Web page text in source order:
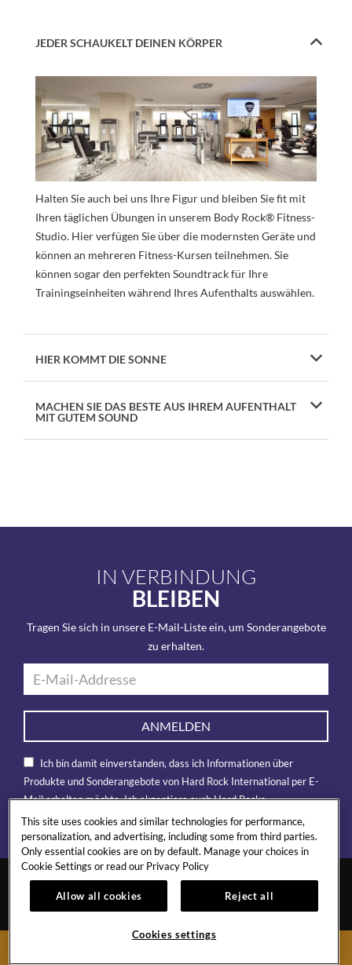
JEDER SCHAUKELT DEINEN KÖRPER
Halten Sie auch bei uns Ihre Figur und bleiben Sie fit mit
Ihren täglichen Übungen in unserem Body Rock® Fitness-
Studio. Hier verfügen Sie über die modernsten Geräte und
können an mehreren Fitness-Kursen teilnehmen. Sie
können sogar den perfekten Soundtrack für Ihre
Trainingseinheiten während Ihres Aufenthalts auswählen.
HIER KOMMT DIE SONNE
MACHEN SIE DAS BESTE AUS IHREM AUFENTHALT
MIT GUTEM SOUND
IN VERBINDUNG
BLEIBEN
Tragen Sie sich in unsere E-Mail-Liste ein, um Sonderangebote
zu erhalten.
ANMELDEN
Ich bin damit einverstanden, dass ich Informationen über
Produkte und Sonderangebote von Hard Rock International per E-
Mail erhalten möchte. Ich akzeptiere auch Hard Rocks
Datenschutz-Bestimmungen.
This site uses cookies and similar technologies for performance,
personalization, and advertising, including some from third parties.
Only essential cookies are on by default. Manage your choices in
Cookie Settings or read our Privacy Policy
Allow all cookies Reject all
Cookies settings